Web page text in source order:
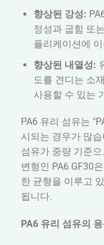
향상된 강성:
정성과 굽힘 또
플리케이션에
향상된 내열성:
도를 견디는 소
사용할 수 있는
PA6 유리 섬유는
시되는 경우가 많습
섬유가 중량 기준
변형인 PA6 GF30
한 균형을 이루고
됩니다.
PA6 유리 섬유의